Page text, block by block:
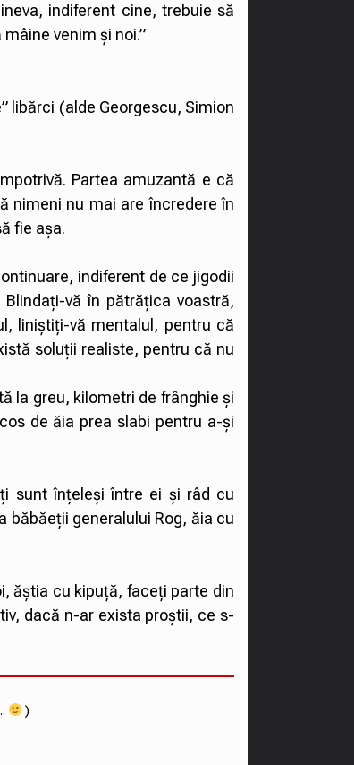
indiferent cine, trebuie să
venim și noi.”
libărci (alde Georgescu, Simion
Partea amuzantă e că
nimeni nu mai are încredere în
fie așa.
indiferent de ce jigodii
vă în pătrățica voastră,
liniștiți-vă mentalul, pentru că
soluții realiste, pentru că nu
la greu, kilometri de frânghie și
de ăia prea slabi pentru a-și
sunt înțeleși între ei și râd cu
băbăeții generalului Rog, ăia cu
ăștia cu kipuță, faceți parte din
dacă n-ar exista proștii, ce s-
)